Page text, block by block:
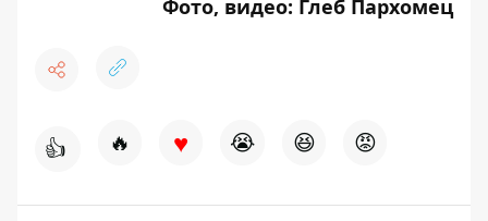
Фото, видео: Глеб Пархомец
👍 🔥 ♥ 😭 😆 😡